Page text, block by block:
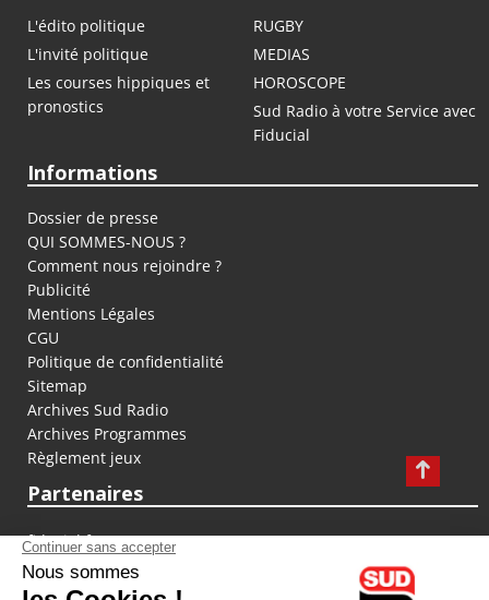
L'édito politique
RUGBY
L'invité politique
MEDIAS
Les courses hippiques et
pronostics
HOROSCOPE
Sud Radio à votre Service avec
Fiducial
Informations
Dossier de presse
QUI SOMMES-NOUS ?
Comment nous rejoindre ?
Publicité
Mentions Légales
CGU
Politique de confidentialité
Sitemap
Archives Sud Radio
Archives Programmes
Règlement jeux
Partenaires
fiducial.fr
lyoncapitale.fr